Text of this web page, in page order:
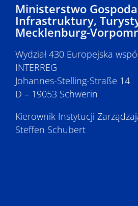
Ministerstwo
Infrastruktury,
Mecklenburg-
Wydział 430 Europejska
INTERREG
Johannes-Stelling-Straße 14
D – 19053 Schwerin
Kierownik Instytucji
Steffen Schubert